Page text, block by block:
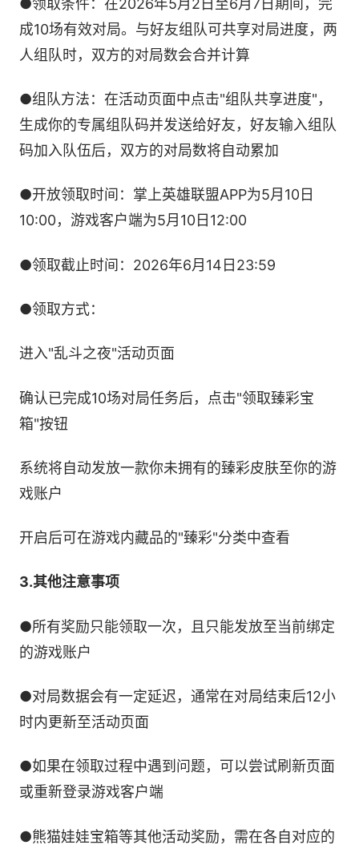
●领取条件：在2026年5月2日至6月7日期间，完
成10场有效对局。与好友组队可共享对局进度，两
人组队时，双方的对局数会合并计算
●组队方法：在活动页面中点击"组队共享进度"，
生成你的专属组队码并发送给好友，好友输入组队
码加入队伍后，双方的对局数将自动累加
●开放领取时间：掌上英雄联盟APP为5月10日
10:00，游戏客户端为5月10日12:00
●领取截止时间：2026年6月14日23:59
●领取方式：
进入"乱斗之夜"活动页面
确认已完成10场对局任务后，点击"领取臻彩宝
箱"按钮
系统将自动发放一款你未拥有的臻彩皮肤至你的游
戏账户
开启后可在游戏内藏品的"臻彩"分类中查看
3.其他注意事项
●所有奖励只能领取一次，且只能发放至当前绑定
的游戏账户
●对局数据会有一定延迟，通常在对局结束后12小
时内更新至活动页面
●如果在领取过程中遇到问题，可以尝试刷新页面
或重新登录游戏客户端
●熊猫娃娃宝箱等其他活动奖励，需在各自对应的